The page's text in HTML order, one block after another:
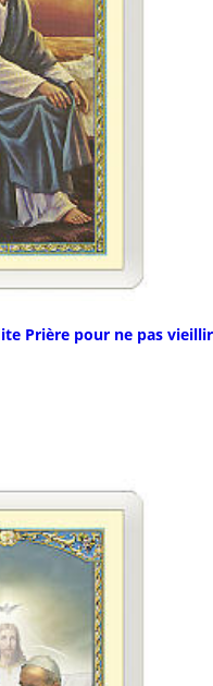
Prière pour ne pas